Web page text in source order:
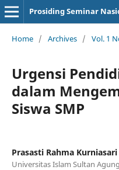
Home / Archives / Vol. 1
Urgensi
dalam
Siswa SMP
Prasasti Rahma Kurniasari
Universitas Islam Sultan